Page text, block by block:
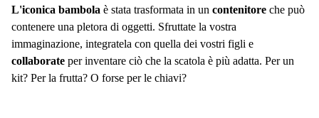
L'iconica bambola è stata trasformata in un contenitore che può
contenere una pletora di oggetti. Sfruttate la vostra
immaginazione, integratela con quella dei vostri figli e
collaborate per inventare ciò che la scatola è più adatta. Per un
kit? Per la frutta? O forse per le chiavi?